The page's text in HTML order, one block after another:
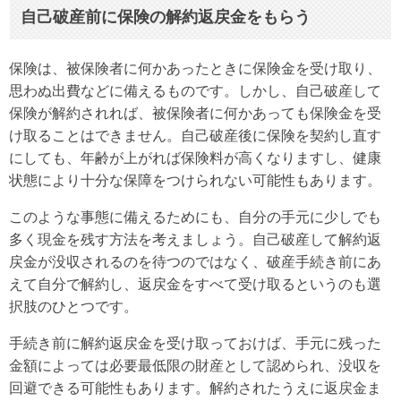
自己破産前に保険の解約返戻金をもらう
保険は、被保険者に何かあったときに保険金を受け取り、
思わぬ出費などに備えるものです。しかし、自己破産して
保険が解約されれば、被保険者に何かあっても保険金を受
け取ることはできません。自己破産後に保険を契約し直す
にしても、年齢が上がれば保険料が高くなりますし、健康
状態により十分な保障をつけられない可能性もあります。
このような事態に備えるためにも、自分の手元に少しでも
多く現金を残す方法を考えましょう。自己破産して解約返
戻金が没収されるのを待つのではなく、破産手続き前にあ
えて自分で解約し、返戻金をすべて受け取るというのも選
択肢のひとつです。
手続き前に解約返戻金を受け取っておけば、手元に残った
金額によっては必要最低限の財産として認められ、没収を
回避できる可能性もあります。解約されたうえに返戻金ま